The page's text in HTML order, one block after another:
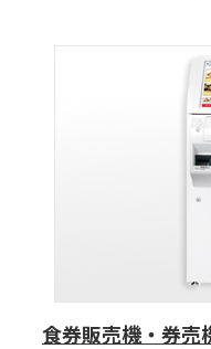
食券販売機・券売